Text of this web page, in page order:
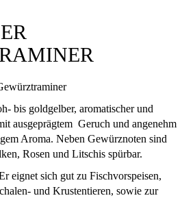
bis goldgelber, aromatischer und
ausgeprägtem Geruch und angenehm
Aroma. Neben Gewürznoten sind
Rosen und Litschis spürbar.
eignet sich gut zu Fischvorspeisen,
und Krustentieren, sowie zur